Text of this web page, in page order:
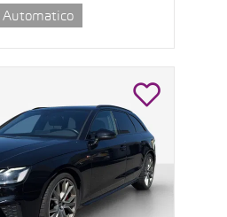
Automatico